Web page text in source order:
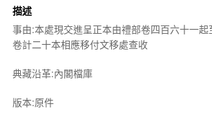
描述
事由:本處現交進呈正本由禮部卷四百六十一
卷計二十本相應移付文移處查收
典藏沿革:內閣檔庫
版本:原件